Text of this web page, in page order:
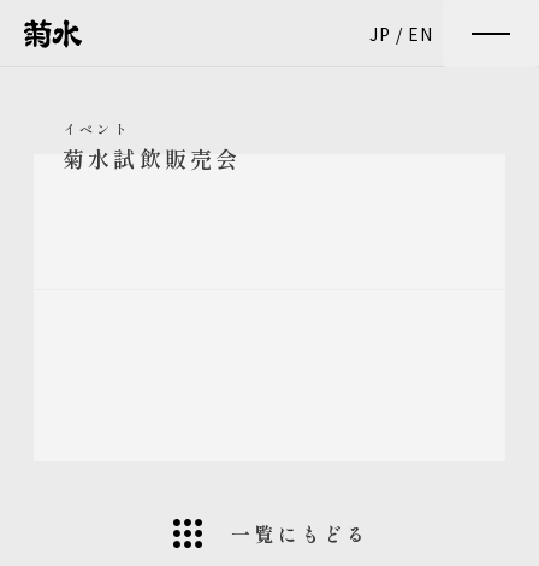
JP / EN
イベント
菊水試飲販売会
一覧にもどる